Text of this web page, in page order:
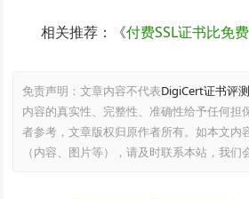
相关推荐：《付费SSL证书比免
免责声明：文章内容不代表DigiCert证书评
内容的真实性、完整性、准确性给予任何担
者参考，文章版权归原作者所有。如本文内
（内容、图片等），请及时联系本站，我们